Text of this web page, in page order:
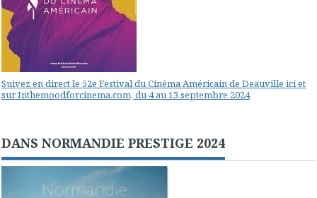
Suivez en direct le 52e Festival du Cinéma Américain de Deauville ici et
sur Inthemoodforcinema.com, du 4 au 13 septembre 2024
DANS NORMANDIE PRESTIGE 2024